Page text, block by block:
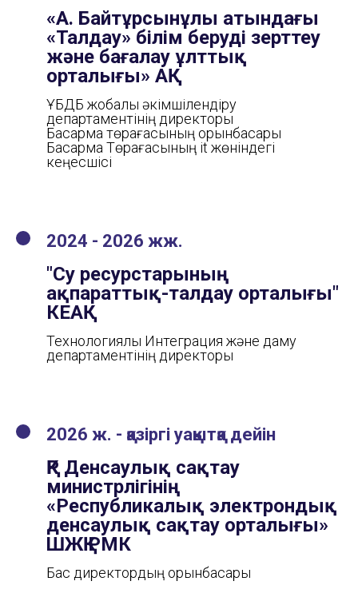
«А. Байтұрсынұлы атындағы
«Талдау» білім беруді зерттеу
және бағалау ұлттық
орталығы» АҚ
ҰБДБ жобалық әкімшілендіру
департаментінің директоры
Басқарма төрағасының орынбасары
Басқарма Төрағасының it жөніндегі
кеңесшісі
2024 - 2026 жж.
"Су ресурстарының
ақпараттық-талдау орталығы"
КЕАҚ
Технологиялық Интеграция және даму
департаментінің директоры
2026 ж. - қазіргі уақытқа дейін
ҚР Денсаулық сақтау
министрлігінің
«Республикалық электрондық
денсаулық сақтау орталығы»
ШЖҚ РМК
Бас директордың орынбасары